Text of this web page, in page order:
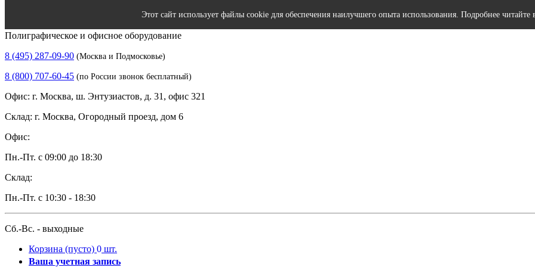
Полиграфическое и офисное оборудование
8 (495) 287-09-90 (Москва и Подмосковье)
8 (800) 707-60-45 (по России звонок бесплатный)
Офис: г. Москва, ш. Энтузиастов, д. 31, офис 321
Склад: г. Москва, Огородный проезд, дом 6
Офис:
Пн.-Пт. с 09:00 до 18:30
Склад:
Пн.-Пт. с 10:30 - 18:30
Сб.-Вс. - выходные
Корзина (пусто) 0 шт.
Ваша учетная запись
Этот сайт использует файлы cookie для обеспечения наилучшего опыта использования. Подробнее читайте